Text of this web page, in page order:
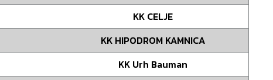
KK CELJE
KK HIPODROM KAMNICA
KK Urh Bauman